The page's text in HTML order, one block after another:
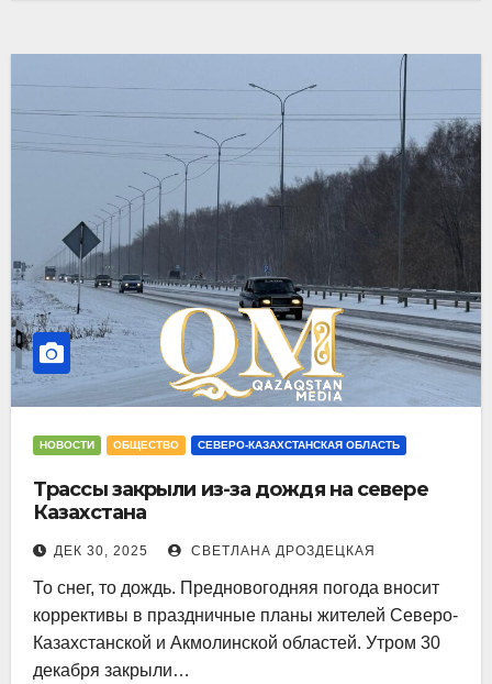
НОВОСТИ ОБЩЕСТВО СЕВЕРО-КАЗАХСТАНСКАЯ ОБЛАСТЬ
Трассы закрыли из-за дождя на севере
Казахстана
ДЕК 30, 2025 СВЕТЛАНА ДРОЗДЕЦКАЯ
То снег, то дождь. Предновогодняя погода вносит
коррективы в праздничные планы жителей Северо-
Казахстанской и Акмолинской областей. Утром 30
декабря закрыли…